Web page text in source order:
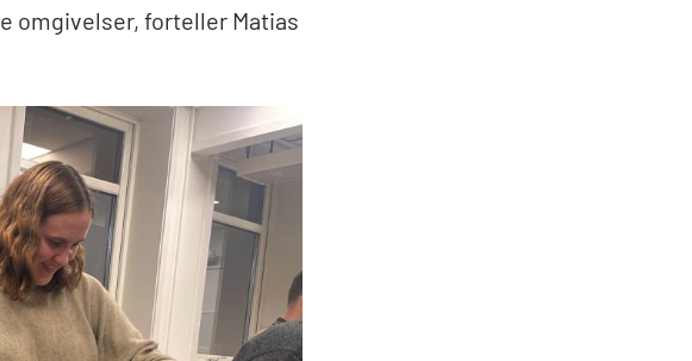
omgivelser, forteller Matias